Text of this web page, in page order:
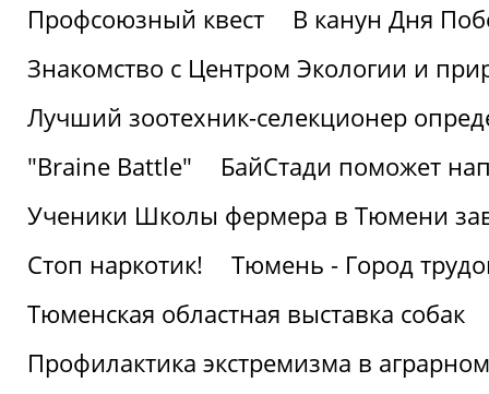
Профсоюзный квест
В канун Дня
Знакомство с Центром Экологии и
Лучший зоотехник-селекционер
"Braine Battle"
БайСтади поможет
Ученики Школы фермера в Тюмени
Стоп наркотик!
Тюмень - Город
Тюменская областная выставка собак
Профилактика экстремизма в аграрном